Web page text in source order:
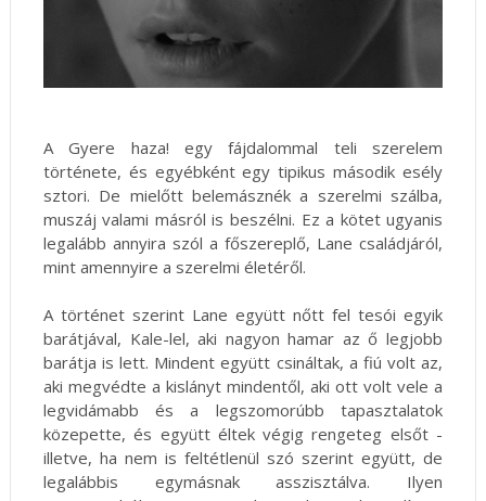
A Gyere haza! egy fájdalommal teli szerelem
története, és egyébként egy tipikus második esély
sztori. De mielőtt belemásznék a szerelmi szálba,
muszáj valami másról is beszélni. Ez a kötet ugyanis
legalább annyira szól a főszereplő, Lane családjáról,
mint amennyire a szerelmi életéről.
A történet szerint Lane együtt nőtt fel tesói egyik
barátjával, Kale-lel, aki nagyon hamar az ő legjobb
barátja is lett. Mindent együtt csináltak, a fiú volt az,
aki megvédte a kislányt mindentől, aki ott volt vele a
legvidámabb és a legszomorúbb tapasztalatok
közepette, és együtt éltek végig rengeteg elsőt -
illetve, ha nem is feltétlenül szó szerint együtt, de
legalábbis egymásnak asszisztálva. Ilyen